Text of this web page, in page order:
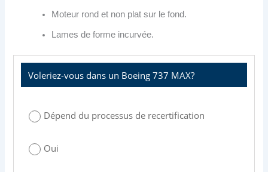
Moteur rond et non plat sur le fond.
Lames de forme incurvée.
Voleriez-vous dans un Boeing 737 MAX?
Dépend du processus de recertification
Oui